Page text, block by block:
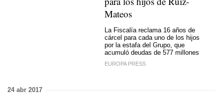
Mateos
La Fiscalía reclama 16 años de
cárcel para cada uno de los hijos
por la estafa del Grupo, que
acumuló deudas de 577 millones
EUROPA PRESS
24 abr 2017